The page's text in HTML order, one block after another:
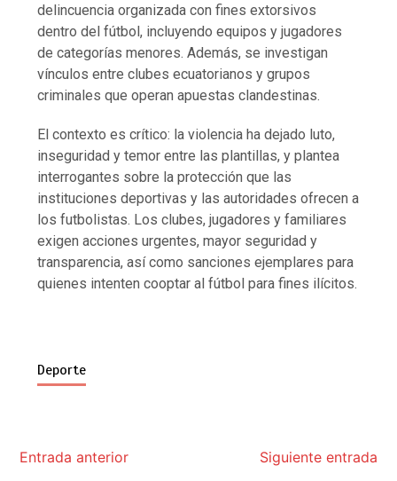
delincuencia organizada con fines extorsivos
dentro del fútbol, incluyendo equipos y jugadores
de categorías menores. Además, se investigan
vínculos entre clubes ecuatorianos y grupos
criminales que operan apuestas clandestinas.
El contexto es crítico: la violencia ha dejado luto,
inseguridad y temor entre las plantillas, y plantea
interrogantes sobre la protección que las
instituciones deportivas y las autoridades ofrecen a
los futbolistas. Los clubes, jugadores y familiares
exigen acciones urgentes, mayor seguridad y
transparencia, así como sanciones ejemplares para
quienes intenten cooptar al fútbol para fines ilícitos.
Deporte
Entrada anterior Siguiente entrada